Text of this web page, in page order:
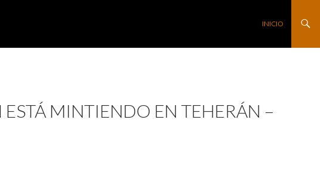
SALTAR AL
INICIO
MINTIENDO EN TEHERÁN –